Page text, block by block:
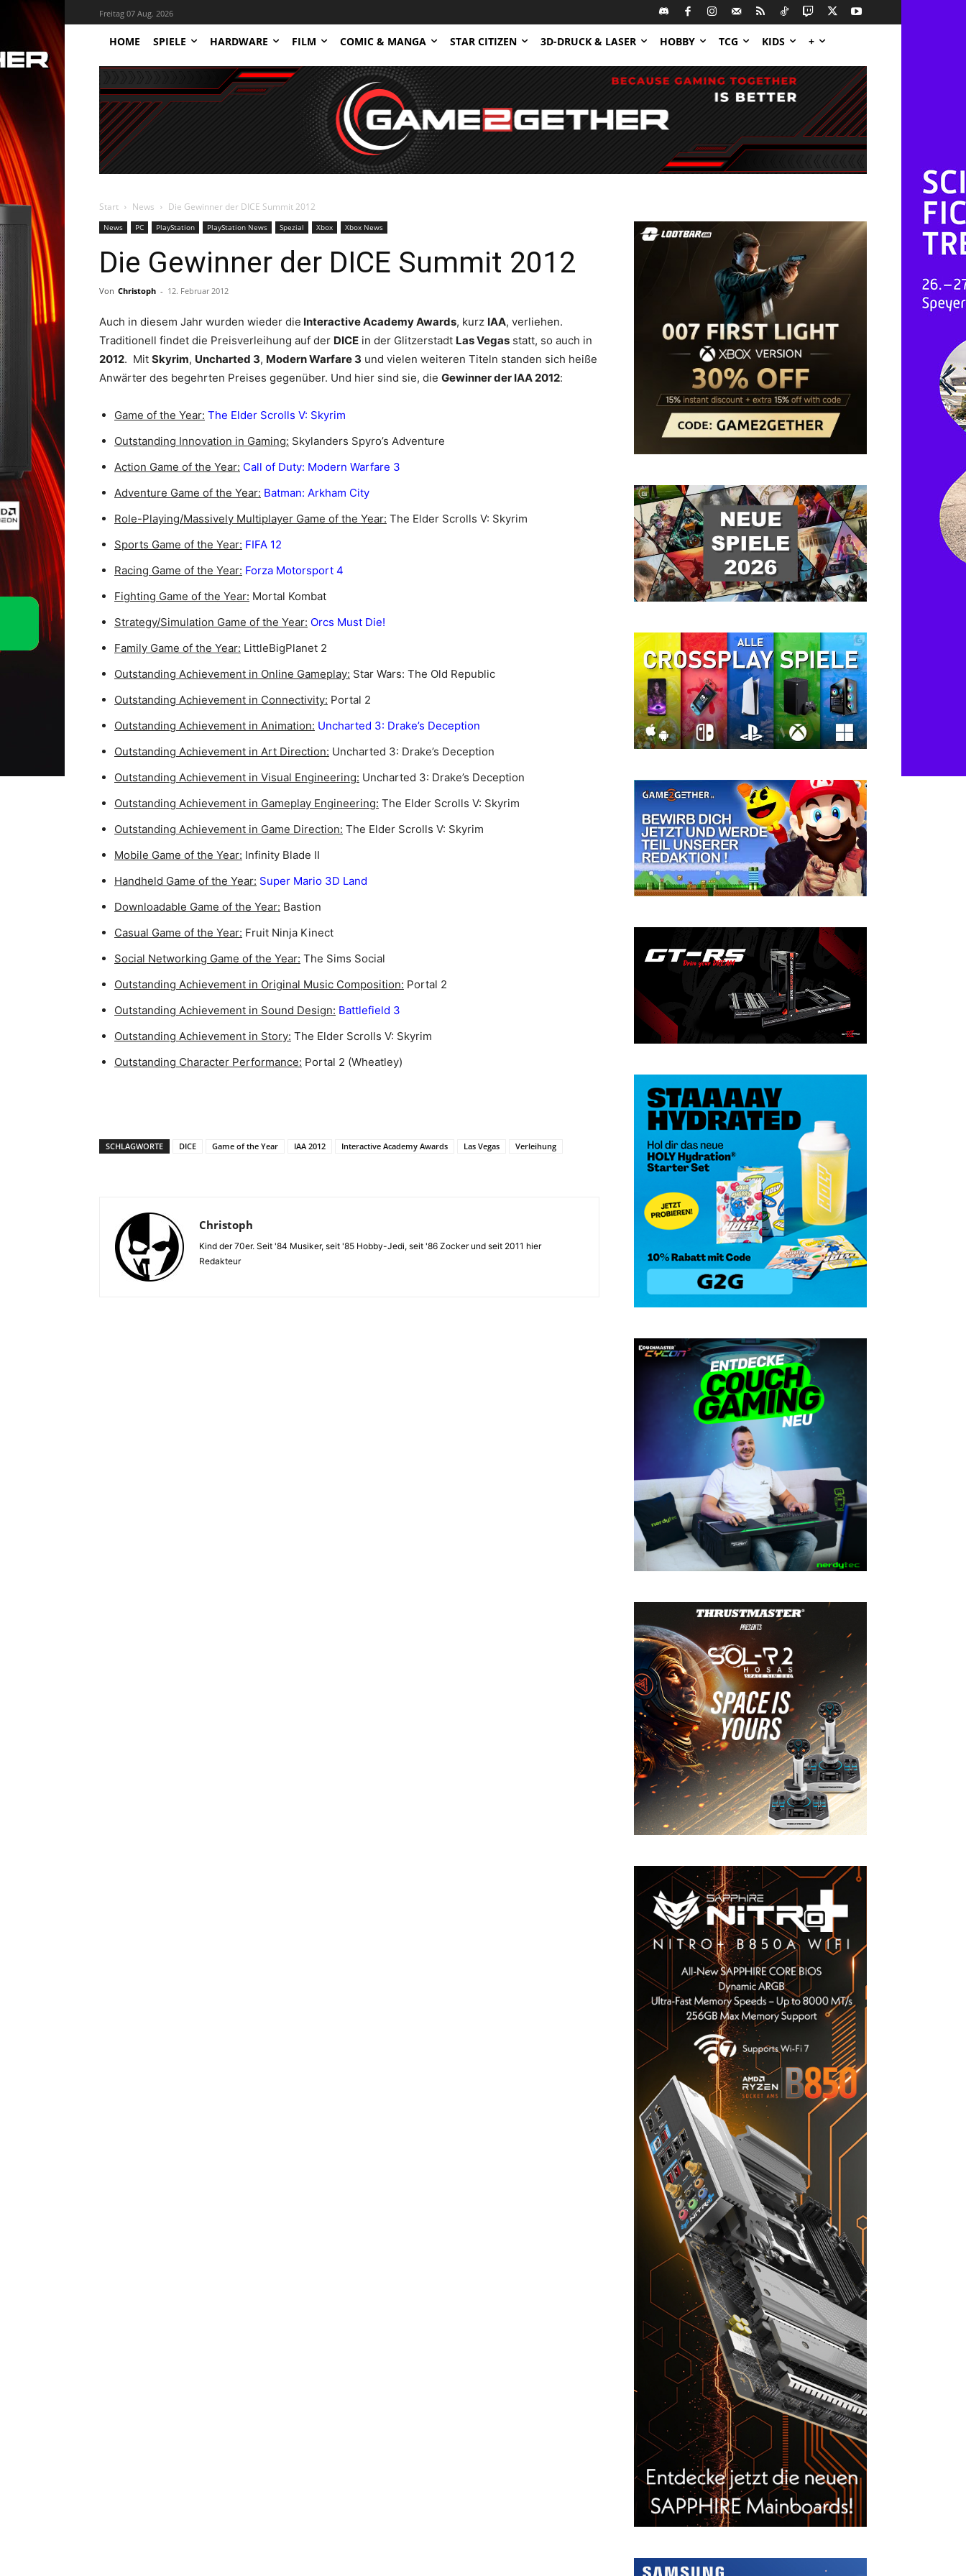
Freitag 07 Aug. 2026
HOME SPIELE HARDWARE FILM COMIC & MANGA STAR CITIZEN 3D-DRUCK & LASER HOBBY TCG KIDS +
Start News Die Gewinner der DICE Summit 2012
News PC PlayStation PlayStation News Spezial Xbox Xbox News
Die Gewinner der DICE Summit 2012
Von Christoph - 12. Februar 2012
Auch in diesem Jahr wurden wieder die Interactive Academy Awards, kurz IAA, verliehen.
Traditionell findet die Preisverleihung auf der DICE in der Glitzerstadt Las Vegas statt, so auch in
2012. Mit Skyrim, Uncharted 3, Modern Warfare 3 und vielen weiteren Titeln standen sich heiße
Anwärter des begehrten Preises gegenüber. Und hier sind sie, die Gewinner der IAA 2012:
Game of the Year: The Elder Scrolls V: Skyrim
Outstanding Innovation in Gaming: Skylanders Spyro’s Adventure
Action Game of the Year: Call of Duty: Modern Warfare 3
Adventure Game of the Year: Batman: Arkham City
Role-Playing/Massively Multiplayer Game of the Year: The Elder Scrolls V: Skyrim
Sports Game of the Year: FIFA 12
Racing Game of the Year: Forza Motorsport 4
Fighting Game of the Year: Mortal Kombat
Strategy/Simulation Game of the Year: Orcs Must Die!
Family Game of the Year: LittleBigPlanet 2
Outstanding Achievement in Online Gameplay: Star Wars: The Old Republic
Outstanding Achievement in Connectivity: Portal 2
Outstanding Achievement in Animation: Uncharted 3: Drake’s Deception
Outstanding Achievement in Art Direction: Uncharted 3: Drake’s Deception
Outstanding Achievement in Visual Engineering: Uncharted 3: Drake’s Deception
Outstanding Achievement in Gameplay Engineering: The Elder Scrolls V: Skyrim
Outstanding Achievement in Game Direction: The Elder Scrolls V: Skyrim
Mobile Game of the Year: Infinity Blade II
Handheld Game of the Year: Super Mario 3D Land
Downloadable Game of the Year: Bastion
Casual Game of the Year: Fruit Ninja Kinect
Social Networking Game of the Year: The Sims Social
Outstanding Achievement in Original Music Composition: Portal 2
Outstanding Achievement in Sound Design: Battlefield 3
Outstanding Achievement in Story: The Elder Scrolls V: Skyrim
Outstanding Character Performance: Portal 2 (Wheatley)
SCHLAGWORTE DICE Game of the Year IAA 2012 Interactive Academy Awards Las Vegas Verleihung
Christoph
Kind der 70er. Seit '84 Musiker, seit '85 Hobby-Jedi, seit '86 Zocker und seit 2011 hier
Redakteur